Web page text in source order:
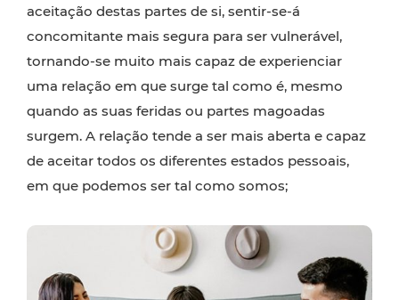
aceitação destas partes de si, sentir-se-á
concomitante mais segura para ser vulnerável,
tornando-se muito mais capaz de experienciar
uma relação em que surge tal como é, mesmo
quando as suas feridas ou partes magoadas
surgem. A relação tende a ser mais aberta e capaz
de aceitar todos os diferentes estados pessoais,
em que podemos ser tal como somos;